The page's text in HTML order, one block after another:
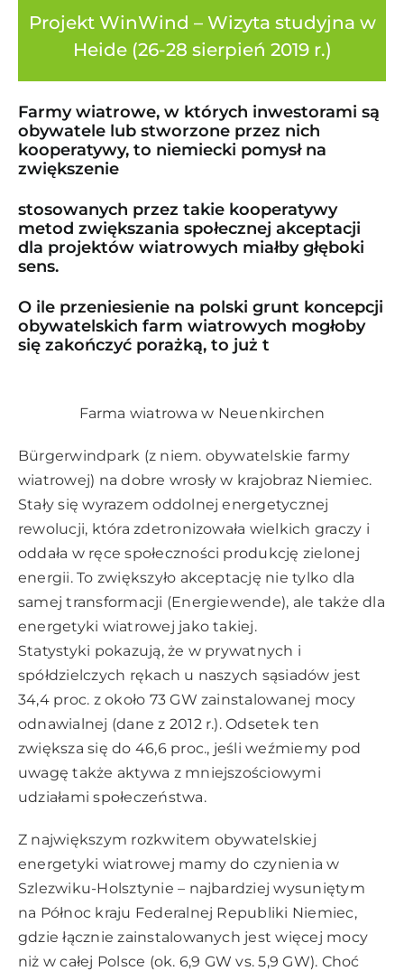
Projekt WinWind – Wizyta studyjna w
Heide (26-28 sierpień 2019 r.)
Farmy wiatrowe, w których inwestorami są
obywatele lub stworzone przez nich
kooperatywy, to niemiecki pomysł na
zwiększenie
stosowanych przez takie kooperatywy
metod zwiększania społecznej akceptacji
dla projektów wiatrowych miałby głęboki
sens.
O ile przeniesienie na polski grunt koncepcji
obywatelskich farm wiatrowych mogłoby
się zakończyć porażką, to już t
Farma wiatrowa w Neuenkirchen
Bürgerwindpark (z niem. obywatelskie farmy
wiatrowej) na dobre wrosły w krajobraz Niemiec.
Stały się wyrazem oddolnej energetycznej
rewolucji, która zdetronizowała wielkich graczy i
oddała w ręce społeczności produkcję zielonej
energii. To zwiększyło akceptację nie tylko dla
samej transformacji (Energiewende), ale także dla
energetyki wiatrowej jako takiej.
Statystyki pokazują, że w prywatnych i
spółdzielczych rękach u naszych sąsiadów jest
34,4 proc. z około 73 GW zainstalowanej mocy
odnawialnej (dane z 2012 r.). Odsetek ten
zwiększa się do 46,6 proc., jeśli weźmiemy pod
uwagę także aktywa z mniejszościowymi
udziałami społeczeństwa.
Z największym rozkwitem obywatelskiej
energetyki wiatrowej mamy do czynienia w
Szlezwiku-Holsztynie – najbardziej wysuniętym
na Północ kraju Federalnej Republiki Niemiec,
gdzie łącznie zainstalowanych jest więcej mocy
niż w całej Polsce (ok. 6,9 GW vs. 5,9 GW). Choć